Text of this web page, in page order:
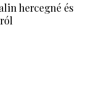
hercegné és